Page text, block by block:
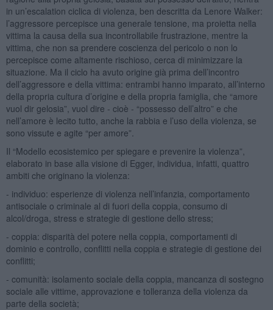
in un’escalation ciclica di violenza, ben descritta da Lenore Walker:
l’aggressore percepisce una generale tensione, ma proietta nella
vittima la causa della sua incontrollabile frustrazione, mentre la
vittima, che non sa prendere coscienza del pericolo o non lo
percepisce come altamente rischioso, cerca di minimizzare la
situazione. Ma il ciclo ha avuto origine già prima dell’incontro
dell’aggressore e della vittima: entrambi hanno imparato, all’interno
della propria cultura d’origine e della propria famiglia, che “amore
vuol dir gelosia”, vuol dire - cioè - “possesso dell’altro” e che
nell’amore è lecito tutto, anche la rabbia e l’uso della violenza, se
sono vissute e agite “per amore”.
Il “Modello ecosistemico per spiegare e prevenire la violenza”,
elaborato in base alla visione di Egger, individua, infatti, quattro
ambiti che originano la violenza:
- individuo: esperienze di violenza nell’infanzia, comportamento
antisociale o criminale al di fuori della coppia, consumo di
alcol/droga, stress e strategie di gestione dello stress;
- coppia: disparità del potere nella coppia, comportamenti di
dominio e controllo, conflitti nella coppia e strategie di gestione dei
conflitti;
- comunità: isolamento sociale della coppia, mancanza di sostegno
sociale alle vittime, approvazione e tolleranza della violenza da
parte della società;